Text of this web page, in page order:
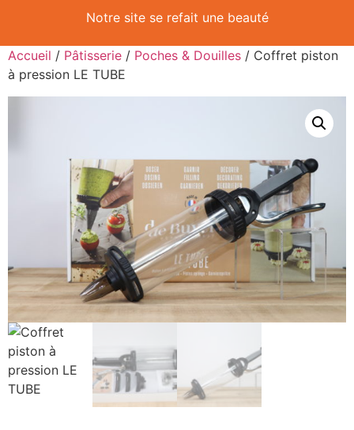
Notre site se refait une beauté
Accueil / Pâtisserie / Poches & Douilles / Coffret piston
à pression LE TUBE